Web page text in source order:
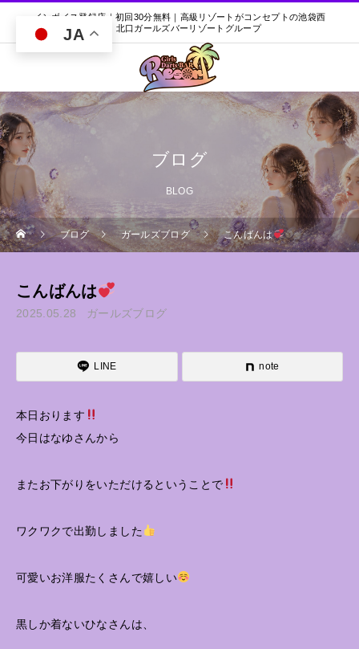
インボイス登録店｜初回30分無料｜高級リゾートがコンセプトの池袋西
口・北口ガールズバーリゾートグループ
ブログ
BLOG
ブログ ガールズブログ こんばんは
こんばんは
2025.05.28 ガールズブログ
LINE note
本日おります
今日はなゆさんから
またお下がりをいただけるということで
ワクワクで出勤しました
可愛いお洋服たくさんで嬉しい
黒しか着ないひなさんは、
JA